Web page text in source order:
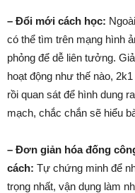
– Đổi mới cách học:
có thể tìm trên mạng hình
phỏng để dễ liên tưởng.
hoạt động như thế nào,
rồi quan sát để hình dung
mạch, chắc chắn sẽ hiểu
– Đơn giản hóa đống
cách: Tự chứng minh để
trọng nhất, vận dụng làm